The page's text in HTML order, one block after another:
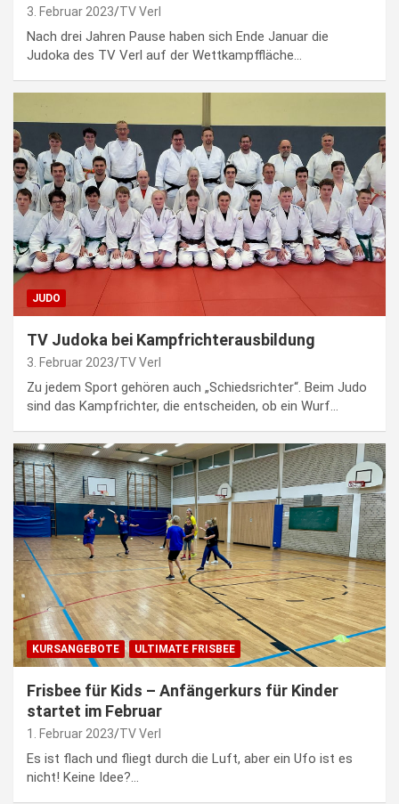
3. Februar 2023 TV Verl
Nach drei Jahren Pause haben sich Ende Januar die
Judoka des TV Verl auf der Wettkampffläche…
JUDO
TV Judoka bei Kampfrichterausbildung
3. Februar 2023 TV Verl
Zu jedem Sport gehören auch „Schiedsrichter“. Beim Judo
sind das Kampfrichter, die entscheiden, ob ein Wurf…
KURSANGEBOTE ULTIMATE FRISBEE
Frisbee für Kids – Anfängerkurs für Kinder
startet im Februar
1. Februar 2023 TV Verl
Es ist flach und fliegt durch die Luft, aber ein Ufo ist es
nicht! Keine Idee?…